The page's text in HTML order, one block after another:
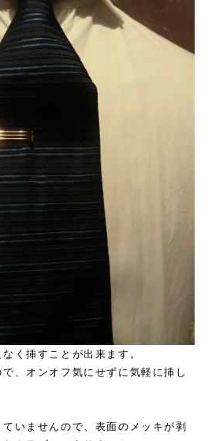
く挿すことが出来ます。
、オンオフ気にせずに気軽に挿し
いませんので、表面のメッキが剥